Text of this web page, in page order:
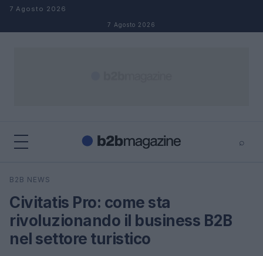
Salta al contenuto
7 Agosto 2026
7 Agosto 2026
⌕
Cerca
B2B NEWS
Civitatis Pro: come sta
rivoluzionando il business B2B
nel settore turistico